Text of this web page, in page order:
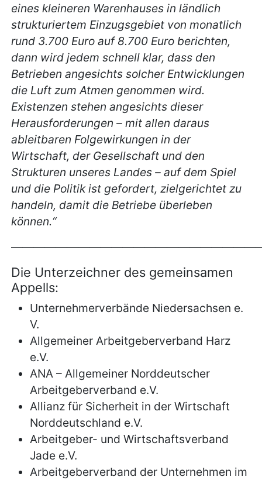
eines kleineren Warenhauses in ländlich
strukturiertem Einzugsgebiet von monatlich
rund 3.700 Euro auf 8.700 Euro berichten,
dann wird jedem schnell klar, dass den
Betrieben angesichts solcher Entwicklungen
die Luft zum Atmen genommen wird.
Existenzen stehen angesichts dieser
Herausforderungen – mit allen daraus
ableitbaren Folgewirkungen in der
Wirtschaft, der Gesellschaft und den
Strukturen unseres Landes – auf dem Spiel
und die Politik ist gefordert, zielgerichtet zu
handeln, damit die Betriebe überleben
können.“
Die Unterzeichner des gemeinsamen
Appells:
Unternehmerverbände Niedersachsen e.
V.
Allgemeiner Arbeitgeberverband Harz
e.V.
ANA – Allgemeiner Norddeutscher
Arbeitgeberverband e.V.
Allianz für Sicherheit in der Wirtschaft
Norddeutschland e.V.
Arbeitgeber- und Wirtschaftsverband
Jade e.V.
Arbeitgeberverband der Unternehmen im